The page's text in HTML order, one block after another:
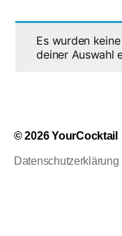
Es wurden
deiner Auswahl
© 2026YourCocktail
Datenschutzerklärung